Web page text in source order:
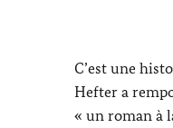
C’est une
Hefter a
« un roman à